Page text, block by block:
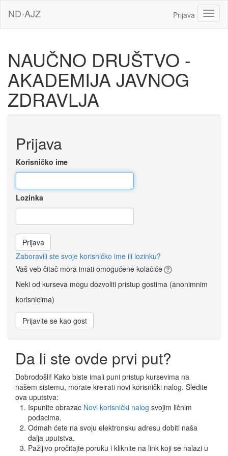
ND-AJZ Prijava
NAUČNO DRUŠTVO -
AKADEMIJA JAVNOG
ZDRAVLJA
za
kreiranje
novog
korisničkog
Prijava
Korisničko ime
Lozinka
Zaboravili ste svoje korisničko ime ili lozinku?
Vaš veb čitač mora imati omogućene kolačiće
Neki od kurseva mogu dozvoliti pristup gostima (anonimnim
korisnicima)
Da li ste ovde prvi put?
Dobrodošli! Kako biste imali puni pristup kursevima na
našem sistemu, morate kreirati novi korisnički nalog. Sledite
ova uputstva:
Ispunite obrazac Novi korisnički nalog svojim ličnim
podacima.
Odmah ćete na svoju elektronsku adresu dobiti naša
dalja uputstva.
Pažljivo pročitajte poruku i kliknite na link koji se nalazi u